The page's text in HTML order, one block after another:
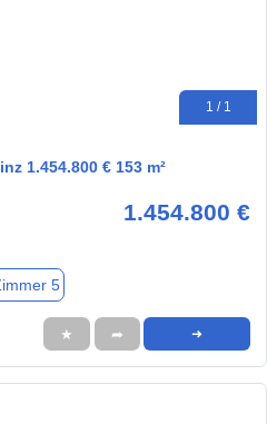
1 / 1
1.454.800 € 153 m²
1.454.800 €
5
★ ➦ ➜